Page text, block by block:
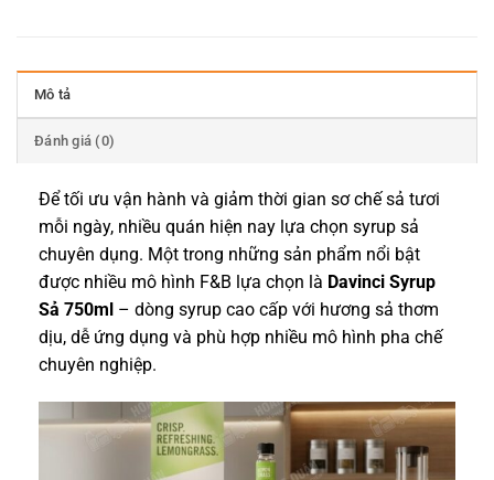
Mô tả
Đánh giá (0)
Để tối ưu vận hành và giảm thời gian sơ chế sả tươi
mỗi ngày, nhiều quán hiện nay lựa chọn syrup sả
chuyên dụng. Một trong những sản phẩm nổi bật
được nhiều mô hình F&B lựa chọn là Davinci Syrup
Sả 750ml – dòng syrup cao cấp với hương sả thơm
dịu, dễ ứng dụng và phù hợp nhiều mô hình pha chế
chuyên nghiệp.